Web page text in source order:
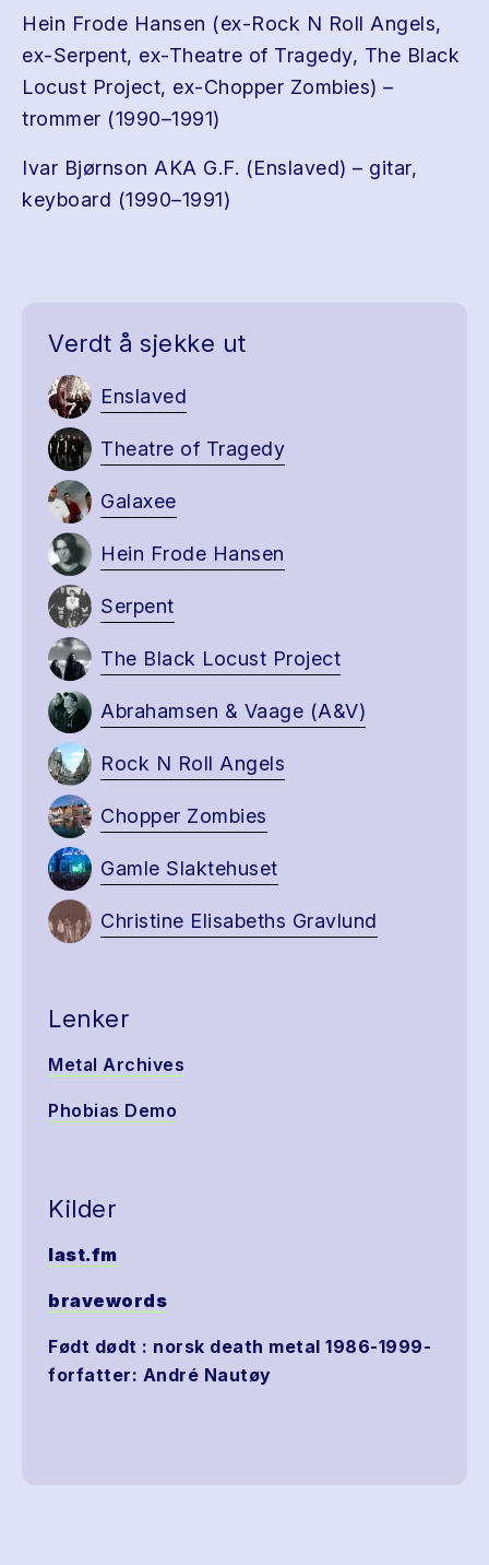
Hein Frode Hansen (ex-Rock N Roll Angels,
ex-Serpent, ex-Theatre of Tragedy, The Black
Locust Project, ex-Chopper Zombies) –
trommer (1990–1991)
Ivar Bjørnson AKA G.F. (Enslaved) – gitar,
keyboard (1990–1991)
Verdt å sjekke ut
Enslaved
Theatre of Tragedy
Galaxee
Hein Frode Hansen
Serpent
The Black Locust Project
Abrahamsen & Vaage (A&V)
Rock N Roll Angels
Chopper Zombies
Gamle Slaktehuset
Christine Elisabeths Gravlund
Lenker
Metal Archives
Phobias Demo
Kilder
last.fm
bravewords
Født dødt : norsk death metal 1986-1999-
forfatter: André Nautøy